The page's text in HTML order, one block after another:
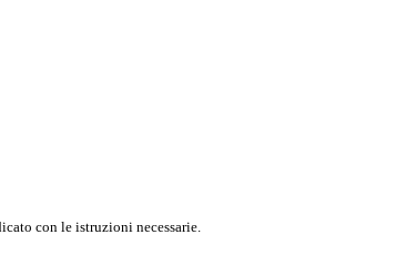
con le istruzioni necessarie.